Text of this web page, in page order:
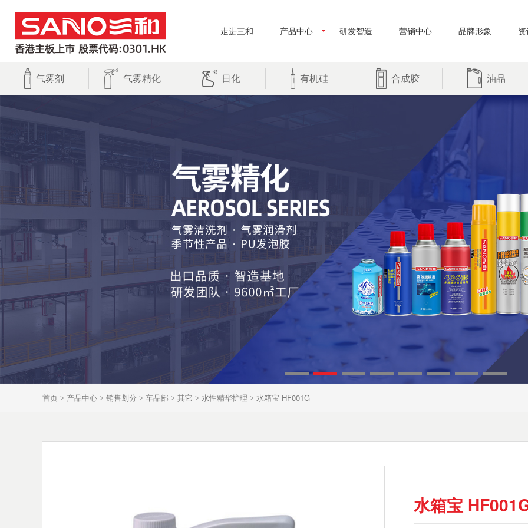
走进三和 产品中心 研发智造 营销中心 品牌形象
气雾剂 气雾精化 日化 有机硅 合成胶 油品
首页 > 产品中心 > 销售划分 > 车品部 > 其它 > 水性精华护理 > 水箱宝 HF001G
水箱宝